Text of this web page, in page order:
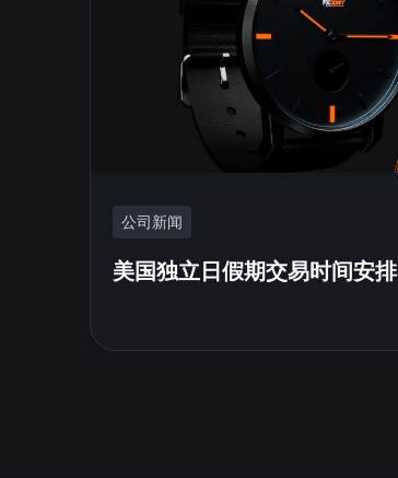
公司新闻
美国独立日假期交易时间安排